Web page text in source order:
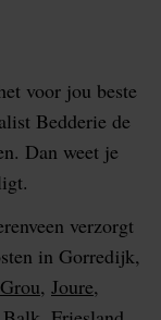
voor jou beste
Bedderie de
Dan weet je
verzorgt
in Gorredijk,
Grou, Joure,